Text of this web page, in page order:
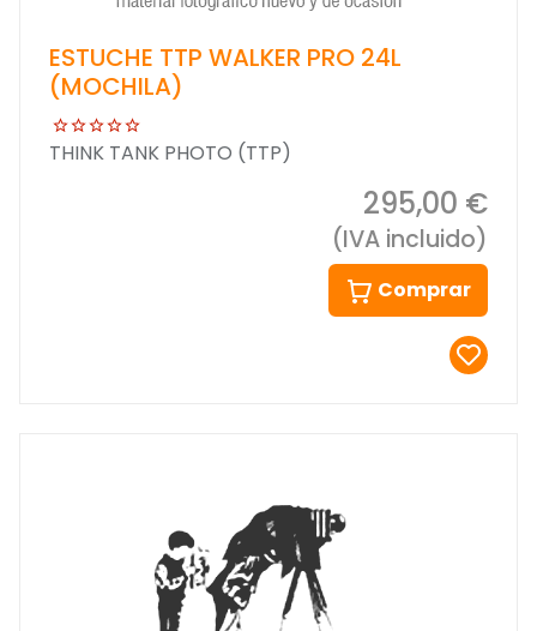
ESTUCHE TTP WALKER PRO 24L
(MOCHILA)
THINK TANK PHOTO (TTP)
295,00 €
(IVA incluido)
Comprar